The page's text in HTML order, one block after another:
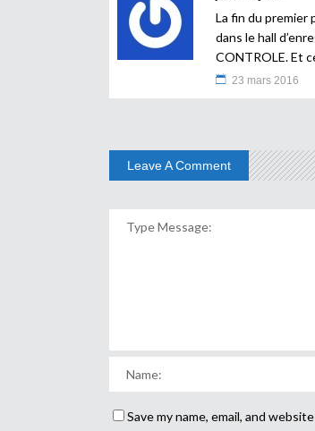
La fin du premier
dans le hall
CONTROLE. Et
23 mars 2016
Leave A Comment
Save my name, email, and